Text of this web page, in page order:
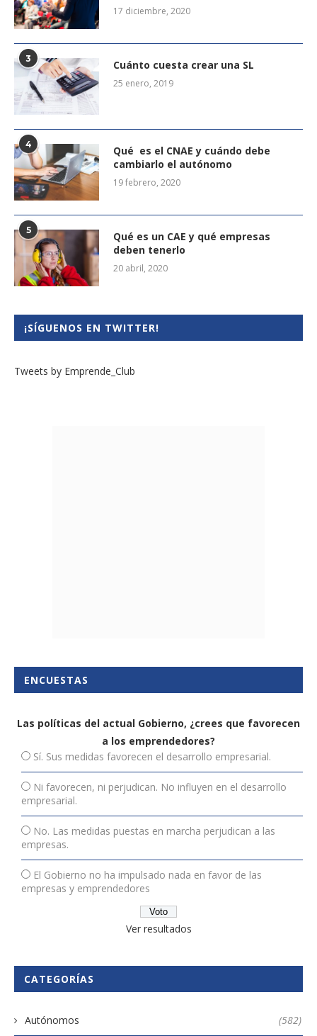
17 diciembre, 2020
3 Cuánto cuesta crear una SL
25 enero, 2019
4
Qué es el CNAE y cuándo debe
cambiarlo el autónomo
19 febrero, 2020
5
Qué es un CAE y qué empresas
deben tenerlo
20 abril, 2020
¡SÍGUENOS EN TWITTER!
Tweets by Emprende_Club
ENCUESTAS
Las políticas del actual Gobierno, ¿crees que favorecen
a los emprendedores?
Sí. Sus medidas favorecen el desarrollo empresarial.
Ni favorecen, ni perjudican. No influyen en el desarrollo
empresarial.
No. Las medidas puestas en marcha perjudican a las
empresas.
El Gobierno no ha impulsado nada en favor de las
empresas y emprendedores
Ver resultados
CATEGORÍAS
Autónomos (582)